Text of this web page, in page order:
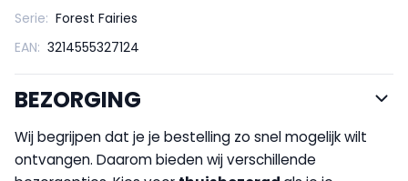
Serie: Forest Fairies
EAN: 3214555327124
BEZORGING
Wij begrijpen dat je je bestelling zo snel mogelijk wilt
ontvangen. Daarom bieden wij verschillende